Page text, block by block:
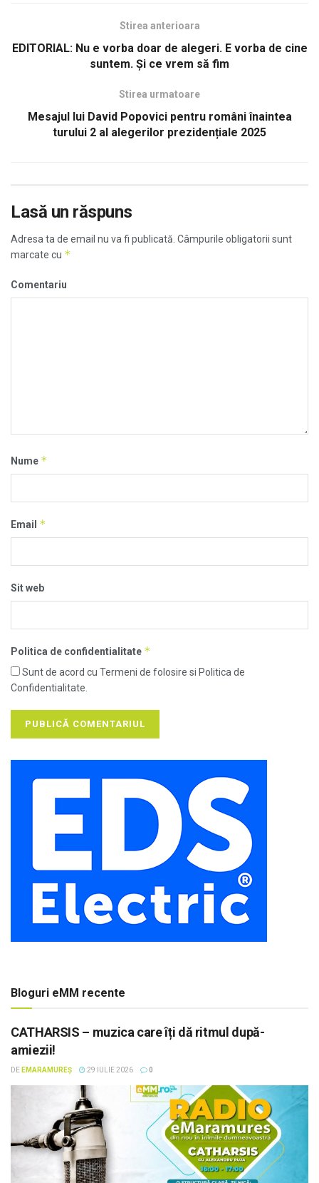
Stirea anterioara
EDITORIAL: Nu e vorba doar de alegeri. E vorba de cine
suntem. Și ce vrem să fim
Stirea urmatoare
Mesajul lui David Popovici pentru români înaintea
turului 2 al alegerilor prezidențiale 2025
Lasă un răspuns
Adresa ta de email nu va fi publicată. Câmpurile obligatorii sunt
marcate cu *
Comentariu
Nume *
Email *
Sit web
Politica de confidentialitate *
Sunt de acord cu Termeni de folosire si Politica de
Confidentialitate.
Bloguri eMM recente
CATHARSIS – muzica care îți dă ritmul după-
amiezii!
DE EMARAMUREȘ 29 IULIE 2026 0